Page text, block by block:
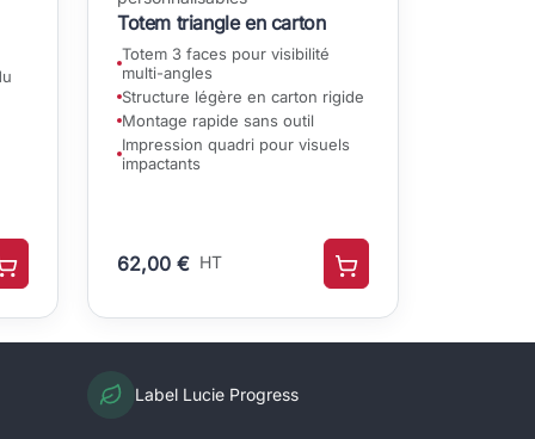
Totem triangle en carton
Totem 3 faces pour visibilité
multi-angles
Structure légère en carton rigide
Montage rapide sans outil
Impression quadri pour visuels
impactants
62,00 € HT
Label Lucie Progress